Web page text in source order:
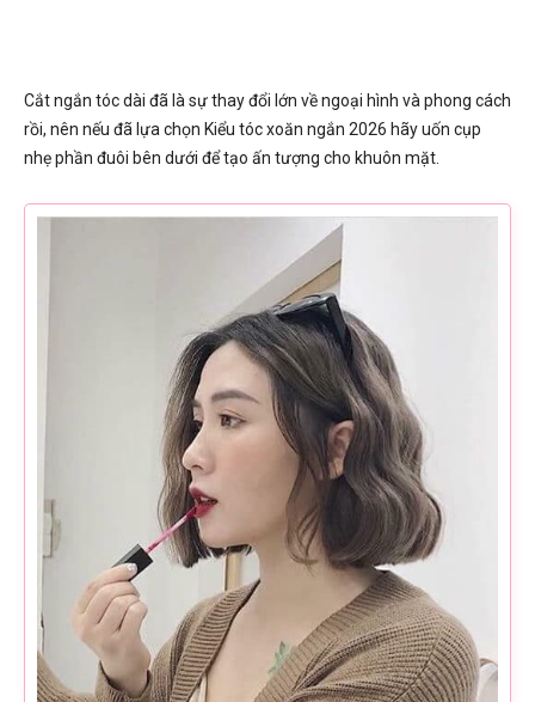
Cắt ngắn tóc dài đã là sự thay đổi lớn về ngoại hình và phong cách
rồi, nên nếu đã lựa chọn Kiểu tóc xoăn ngắn 2026 hãy uốn cụp
nhẹ phần đuôi bên dưới để tạo ấn tượng cho khuôn mặt.